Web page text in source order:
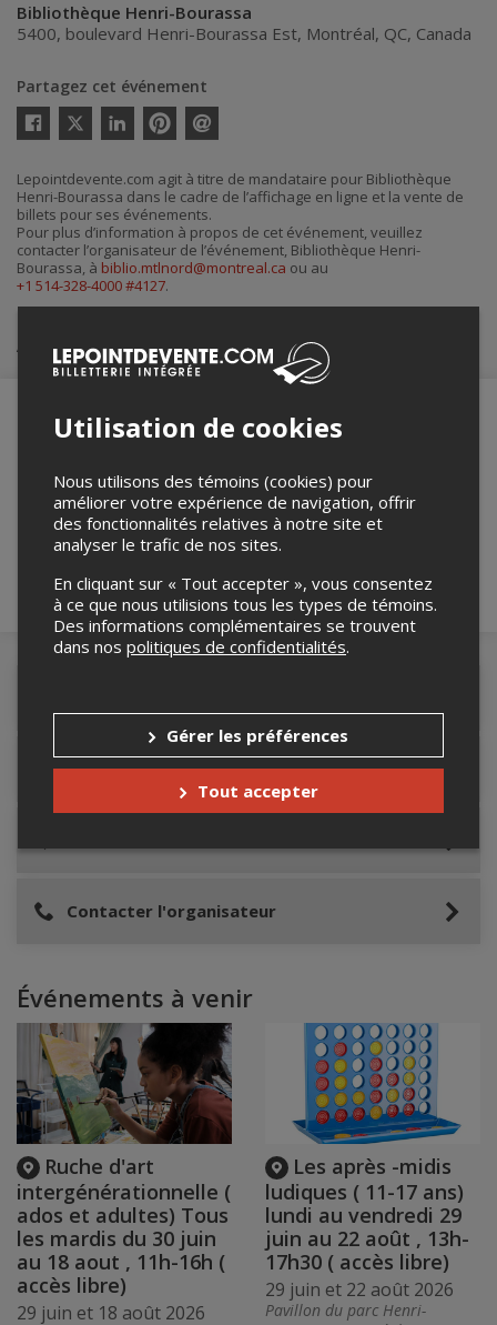
Bibliothèque Henri-Bourassa
5400, boulevard Henri-Bourassa Est, Montréal, QC, Canada
Partagez cet événement
Twitter
courriel
Lepointdevente.com agit à titre de mandataire pour Bibliothèque
Henri-Bourassa dans le cadre de l’affichage en ligne et la vente de
billets pour ses événements.
Pour plus d’information à propos de cet événement, veuillez
contacter l’organisateur de l’événement, Bibliothèque Henri-
Bourassa, à biblio.mtlnord@montreal.ca ou au
+1 514-328-4000 #4127.
Achat de billets
robot ci-bas.
Accès au site de l'événement
Contacter l'organisateur
Événements à venir
Ruche d'art
intergénérationnelle (
ados et adultes) Tous
les mardis du 30 juin
au 18 aout , 11h-16h (
accès libre)
29 juin et 18 août 2026
Les après -midis
ludiques ( 11-17 ans)
lundi au vendredi 29
juin au 22 août , 13h-
17h30 ( accès libre)
29 juin et 22 août 2026
Pavillon du parc Henri-
Utilisation de cookies
Nous utilisons des témoins (cookies) pour
améliorer votre expérience de navigation, offrir
des fonctionnalités relatives à notre site et
analyser le trafic de nos sites.
En cliquant sur « Tout accepter », vous consentez
à ce que nous utilisions tous les types de témoins.
Des informations complémentaires se trouvent
dans nos politiques de confidentialités.
Gérer les préférences
Tout accepter